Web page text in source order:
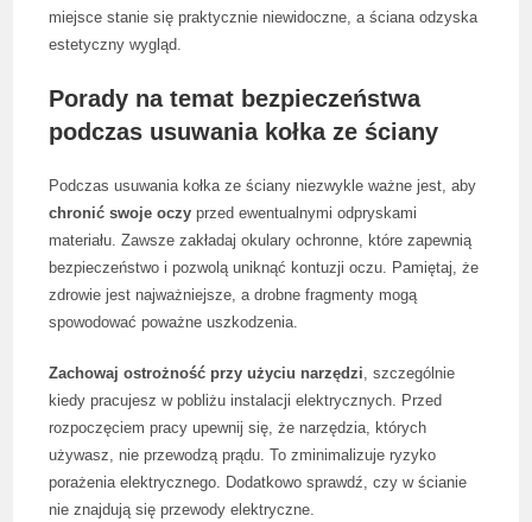
miejsce stanie się praktycznie niewidoczne, a ściana odzyska
estetyczny wygląd.
Porady na temat bezpieczeństwa
podczas usuwania kołka ze ściany
Podczas usuwania kołka ze ściany niezwykle ważne jest, aby
chronić swoje oczy przed ewentualnymi odpryskami
materiału. Zawsze zakładaj okulary ochronne, które zapewnią
bezpieczeństwo i pozwolą uniknąć kontuzji oczu. Pamiętaj, że
zdrowie jest najważniejsze, a drobne fragmenty mogą
spowodować poważne uszkodzenia.
Zachowaj ostrożność przy użyciu narzędzi, szczególnie
kiedy pracujesz w pobliżu instalacji elektrycznych. Przed
rozpoczęciem pracy upewnij się, że narzędzia, których
używasz, nie przewodzą prądu. To zminimalizuje ryzyko
porażenia elektrycznego. Dodatkowo sprawdź, czy w ścianie
nie znajdują się przewody elektryczne.